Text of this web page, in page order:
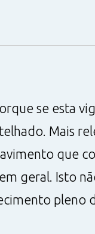
se esta
Mais
que
geral. Isto
pleno